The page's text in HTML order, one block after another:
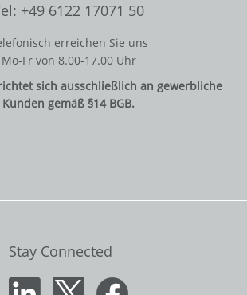
+49 6122 17071 50
erreichen Sie uns
Mo-Fr von 8.00-17.00 Uhr
sich ausschließlich an gewerbliche
Kunden gemäß §14 BGB.
Stay Connected